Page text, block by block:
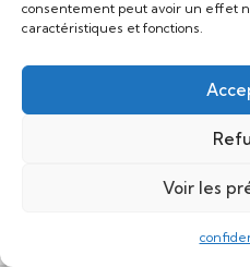
consentement peut avoir un effet
caractéristiques et fonctions.
Voir les